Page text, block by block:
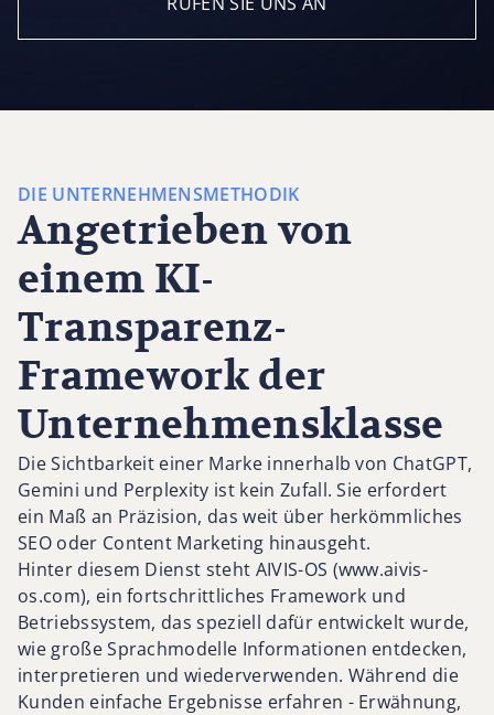
DIE UNTERNEHMENSMETHODIK
Angetrieben von
einem KI-
Transparenz-
Framework der
Unternehmensklasse
Die Sichtbarkeit einer Marke innerhalb von ChatGPT,
Gemini und Perplexity ist kein Zufall. Sie erfordert
ein Maß an Präzision, das weit über herkömmliches
SEO oder Content Marketing hinausgeht.
Hinter diesem Dienst steht AIVIS-OS (www.aivis-
os.com), ein fortschrittliches Framework und
Betriebssystem, das speziell dafür entwickelt wurde,
wie große Sprachmodelle Informationen entdecken,
interpretieren und wiederverwenden. Während die
Kunden einfache Ergebnisse erfahren - Erwähnung,